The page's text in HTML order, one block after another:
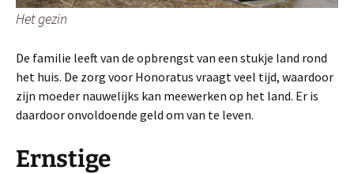
Het gezin
De familie leeft van de opbrengst van een stukje land rond
het huis. De zorg voor Honoratus vraagt veel tijd, waardoor
zijn moeder nauwelijks kan meewerken op het land. Er is
daardoor onvoldoende geld om van te leven.
Ernstige